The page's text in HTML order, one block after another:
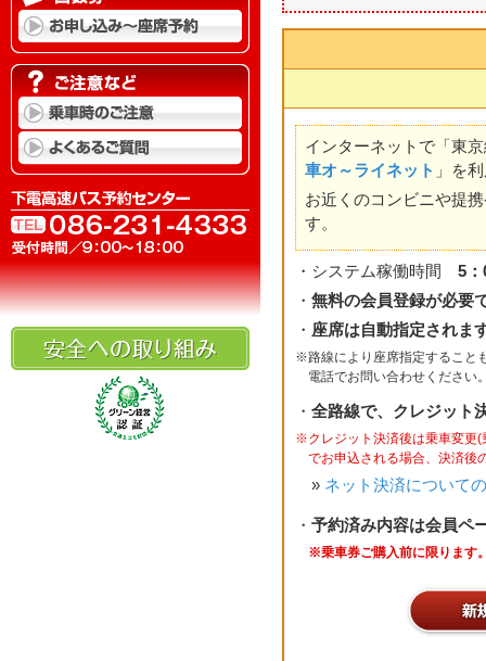
インターネットで「東
車オ～ライネット 」を
お近くのコンビニや提
す。
・システム稼働時間 5：
・ 無料の会員登録が必要
・ 座席は自動指定されま
※路線により座席指定すること
電話でお問い合わせください
・ 全路線で、クレジット
※クレジット決済後は乗車変更(
でお申込される場合、決済後
» ネット決済について
・ 予約済み内容は会員ペ
※乗車券ご購入前に限ります